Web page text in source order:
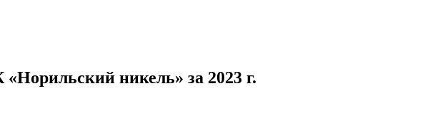
никель» за 2023 г.